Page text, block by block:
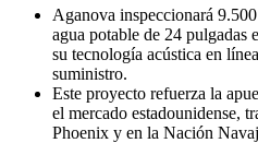
Aganova inspeccionará
agua potable de 24
su tecnología acústica en
suministro.
Este proyecto refuerza la
el mercado estadounidense,
Phoenix y en la Nación